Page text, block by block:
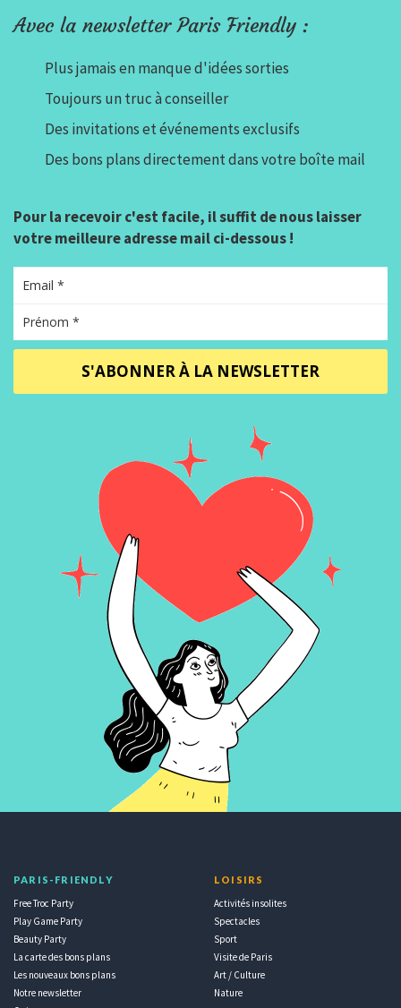
Avec la newsletter Paris Friendly :
Plus jamais en manque d'idées sorties
Toujours un truc à conseiller
Des invitations et événements exclusifs
Des bons plans directement dans votre boîte mail
Pour la recevoir c'est facile, il suffit de nous laisser
votre meilleure adresse mail ci-dessous !
S'ABONNER À LA NEWSLETTER
PARIS-FRIENDLY
Free Troc Party
Play Game Party
Beauty Party
La carte des bons plans
Les nouveaux bons plans
Notre newsletter
LOISIRS
Activités insolites
Spectacles
Sport
Visite de Paris
Art / Culture
Nature